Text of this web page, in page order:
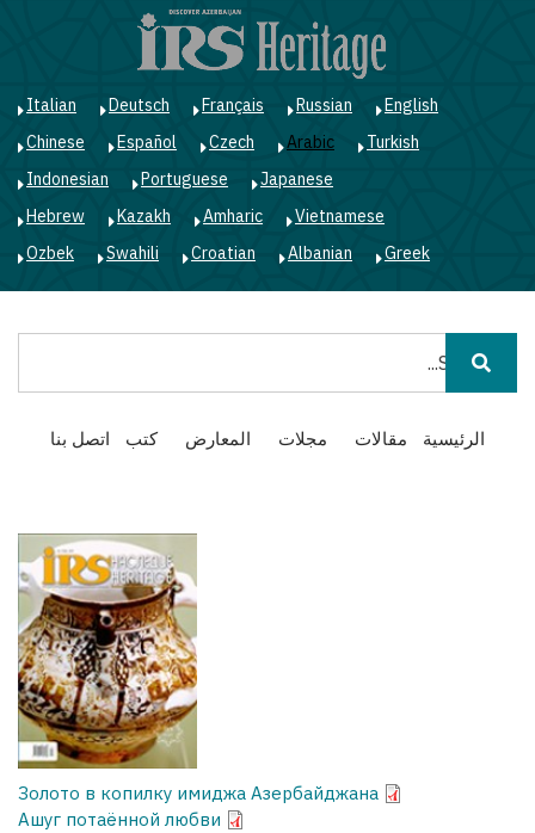
English
Russian
Français
Deutsch
Italian
Turkish
Arabic
Czech
Español
Chinese
Japanese
Portuguese
Indonesian
Vietnamese
Amharic
Kazakh
Hebrew
Greek
Albanian
Croatian
Swahili
Ozbek
Main
navigation
الرئيسية مقالات مجلات المعارض كتب اتصل بنا
Золото в копилку имиджа Азербайджана
Ашуг потаённой любви